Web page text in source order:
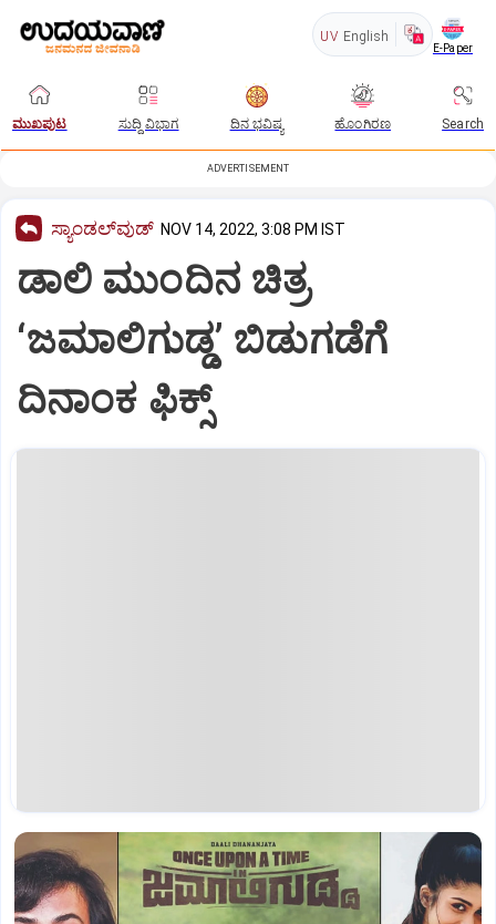
UV English
E-Paper
ಮುಖಪುಟ ಸುದ್ದಿ ವಿಭಾಗ ದಿನ ಭವಿಷ್ಯ ಹೊಂಗಿರಣ Search
ADVERTISEMENT
ಸ್ಯಾಂಡಲ್‌ವುಡ್‌ NOV 14, 2022, 3:08 PM IST
ಡಾಲಿ ಮುಂದಿನ ಚಿತ್ರ
‘ಜಮಾಲಿಗುಡ್ಡ’ ಬಿಡುಗಡೆಗೆ
ದಿನಾಂಕ ಫಿಕ್ಸ್